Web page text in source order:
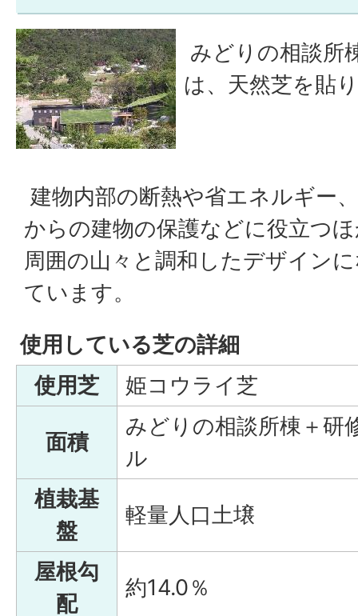
みどりの相談所
は、天然芝を貼
建物内部の断熱や省エネルギー
からの建物の保護などに役立つ
周囲の山々と調和したデザイン
ています。
使用している芝の詳細
使用芝
姫コウライ芝
面積
みどりの相談所棟＋研
ル
植栽基
盤
軽量人口土壌
屋根勾
配
約14.0％